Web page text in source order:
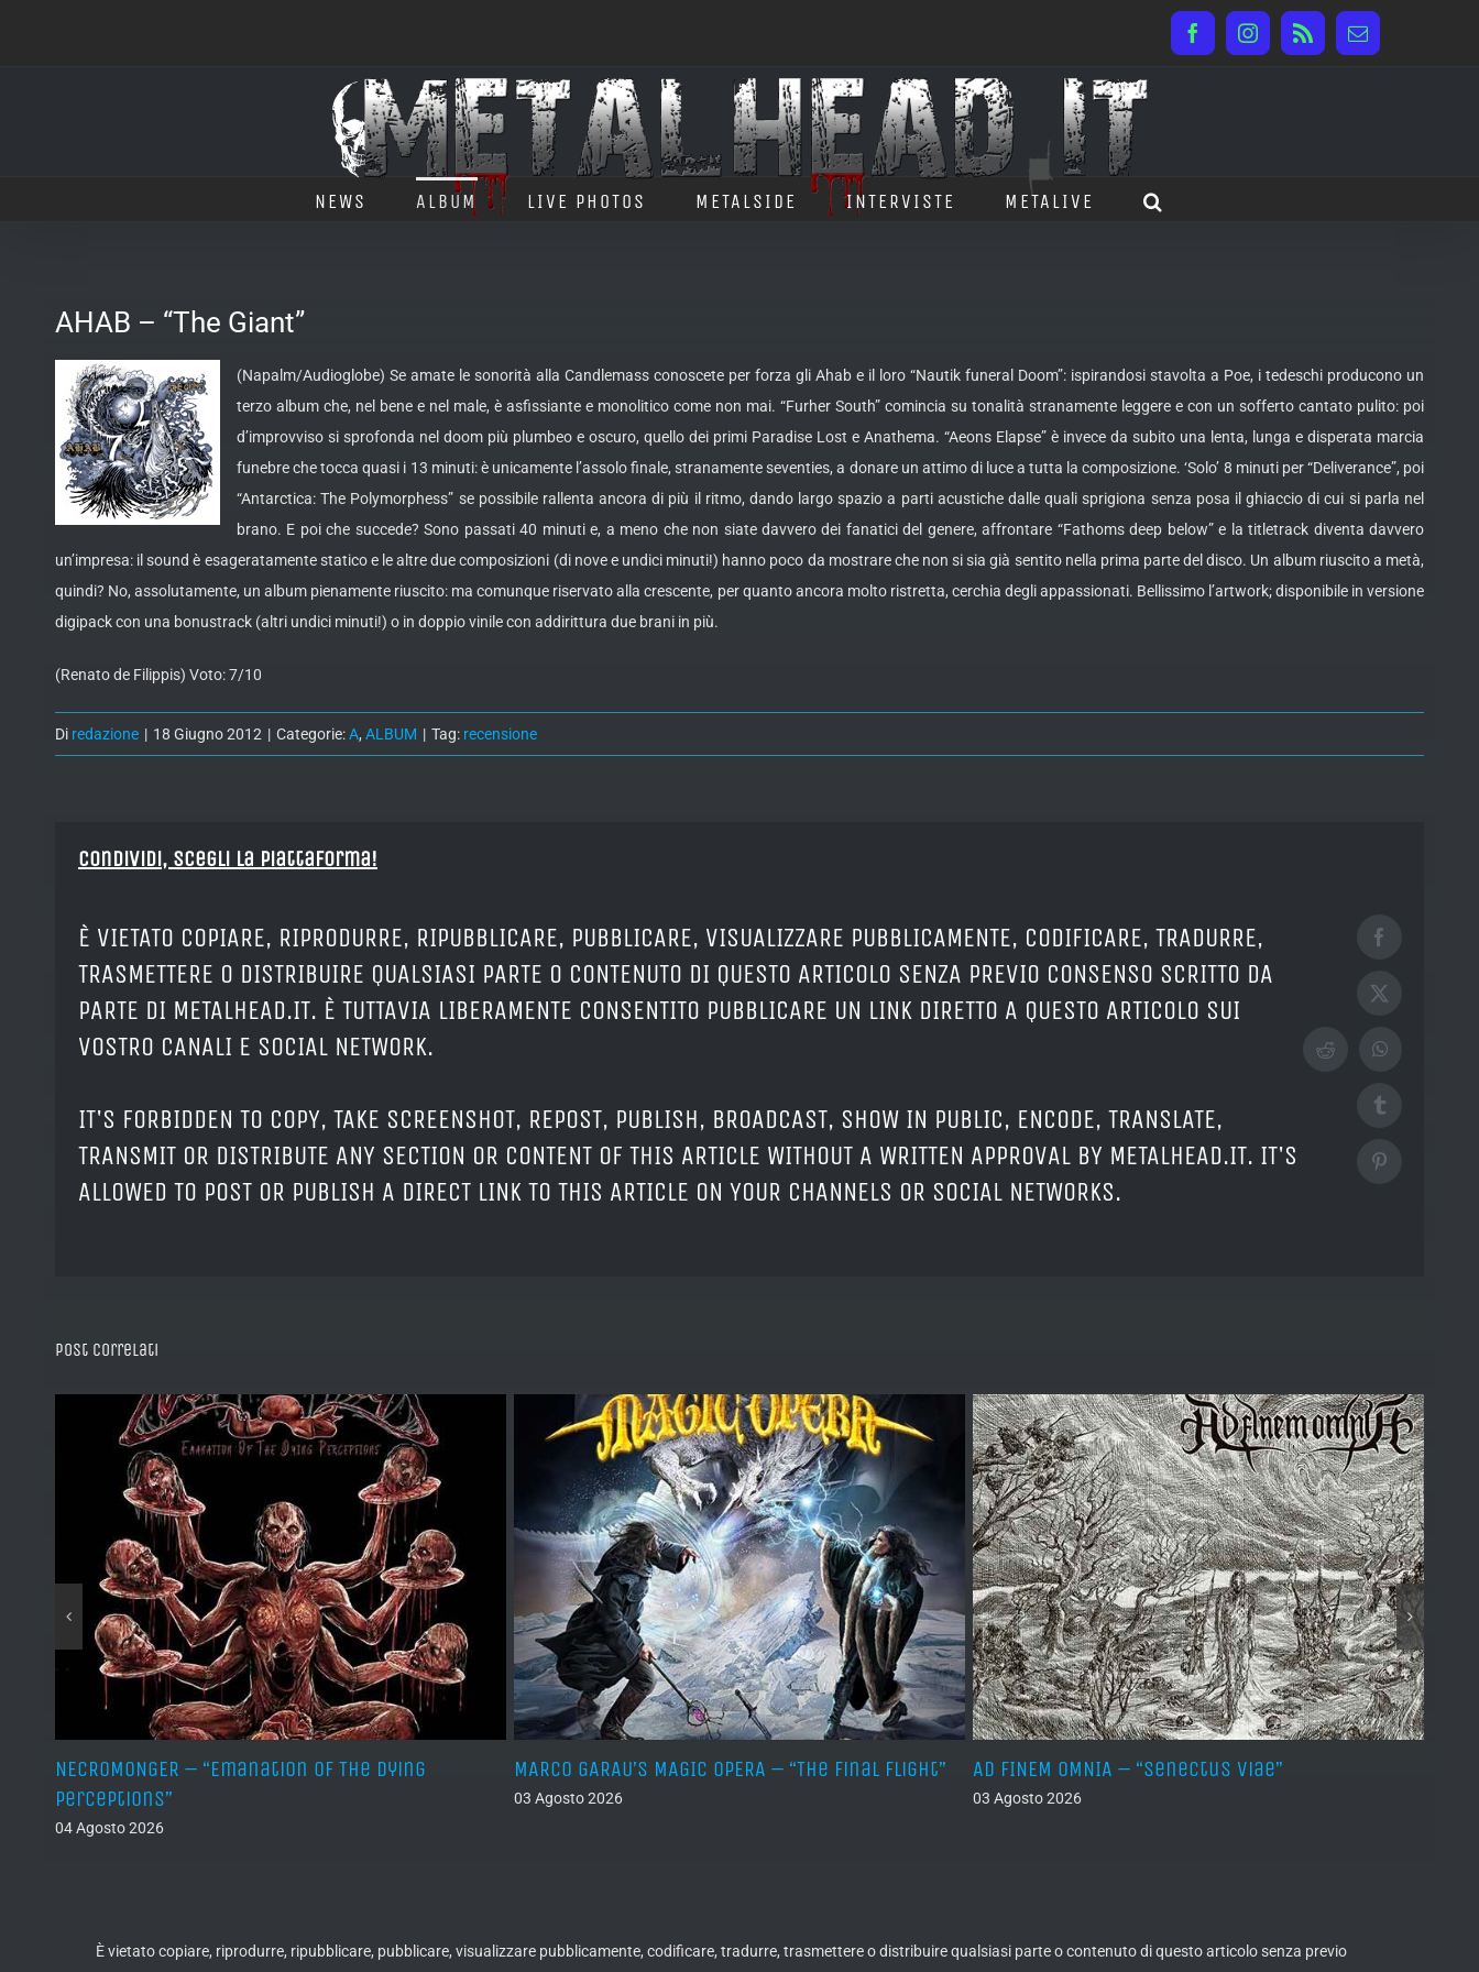
FacebookInstagram
Rss Email
NEWS ALBUM LIVE PHOTOS METALSIDE INTERVISTE METALIVE
AHAB – “The Giant”
(Napalm/Audioglobe) Se amate le sonorità alla Candlemass conoscete per forza gli Ahab e il loro “Nautik funeral Doom”: ispirandosi stavolta a Poe, i tedeschi producono un
terzo album che, nel bene e nel male, è asfissiante e monolitico come non mai. “Furher South” comincia su tonalità stranamente leggere e con un sofferto cantato pulito: poi
d’improvviso si sprofonda nel doom più plumbeo e oscuro, quello dei primi Paradise Lost e Anathema. “Aeons Elapse” è invece da subito una lenta, lunga e disperata marcia
funebre che tocca quasi i 13 minuti: è unicamente l’assolo finale, stranamente seventies, a donare un attimo di luce a tutta la composizione. ‘Solo’ 8 minuti per “Deliverance”, poi
“Antarctica: The Polymorphess” se possibile rallenta ancora di più il ritmo, dando largo spazio a parti acustiche dalle quali sprigiona senza posa il ghiaccio di cui si parla nel
brano. E poi che succede? Sono passati 40 minuti e, a meno che non siate davvero dei fanatici del genere, affrontare “Fathoms deep below” e la titletrack diventa davvero
un’impresa: il sound è esageratamente statico e le altre due composizioni (di nove e undici minuti!) hanno poco da mostrare che non si sia già sentito nella prima parte del disco. Un album riuscito a metà,
quindi? No, assolutamente, un album pienamente riuscito: ma comunque riservato alla crescente, per quanto ancora molto ristretta, cerchia degli appassionati. Bellissimo l’artwork; disponibile in versione
digipack con una bonustrack (altri undici minuti!) o in doppio vinile con addirittura due brani in più.
(Renato de Filippis) Voto: 7/10
Di redazione | 18 Giugno 2012 | Categorie:A, ALBUM | Tag: recensione
Condividi, Scegli la piattaforma!
È VIETATO COPIARE, RIPRODURRE, RIPUBBLICARE, PUBBLICARE, VISUALIZZARE PUBBLICAMENTE, CODIFICARE, TRADURRE,
TRASMETTERE O DISTRIBUIRE QUALSIASI PARTE O CONTENUTO DI QUESTO ARTICOLO SENZA PREVIO CONSENSO SCRITTO DA
PARTE DI METALHEAD.IT. È TUTTAVIA LIBERAMENTE CONSENTITO PUBBLICARE UN LINK DIRETTO A QUESTO ARTICOLO SUI
VOSTRO CANALI E SOCIAL NETWORK.
IT'S FORBIDDEN TO COPY, TAKE SCREENSHOT, REPOST, PUBLISH, BROADCAST, SHOW IN PUBLIC, ENCODE, TRANSLATE,
TRANSMIT OR DISTRIBUTE ANY SECTION OR CONTENT OF THIS ARTICLE WITHOUT A WRITTEN APPROVAL BY METALHEAD.IT. IT'S
ALLOWED TO POST OR PUBLISH A DIRECT LINK TO THIS ARTICLE ON YOUR CHANNELS OR SOCIAL NETWORKS.
Facebook
X
RedditWhatsApp
Tumblr
Pinterest
Post correlati
NECROMONGER – “Emanation Of The Dying
Perceptions”
04 Agosto 2026
MARCO GARAU’S MAGIC OPERA – “The Final Flight”
03 Agosto 2026
AD FINEM OMNIA – “Senectus Viae”
03 Agosto 2026
È vietato copiare, riprodurre, ripubblicare, pubblicare, visualizzare pubblicamente, codificare, tradurre, trasmettere o distribuire qualsiasi parte o contenuto di questo articolo senza previo